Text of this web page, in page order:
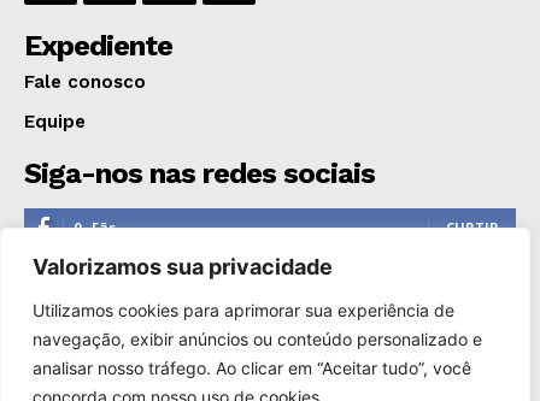
Valorizamos sua privacidade
Utilizamos cookies para aprimorar sua experiência de
navegação, exibir anúncios ou conteúdo personalizado e
analisar nosso tráfego. Ao clicar em “Aceitar tudo”, você
concorda com nosso uso de cookies.
Expediente
Fale conosco
Equipe
Siga-nos nas redes sociais
0 Fãs CURTIR
0 Seguidores
1,110 Seguidores SEGUIR
0 Inscritos INSCREVER